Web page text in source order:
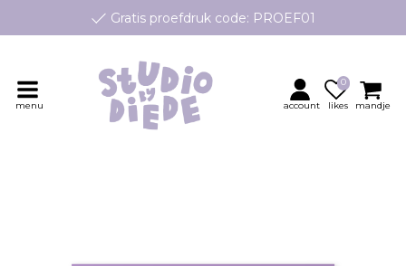
Gratis proefdruk code: PROEF01
geboortekaartjes op maat, speciaal ontworpen voor jouw
Persoonlijk contact en advies
menu account likes
0
mandje